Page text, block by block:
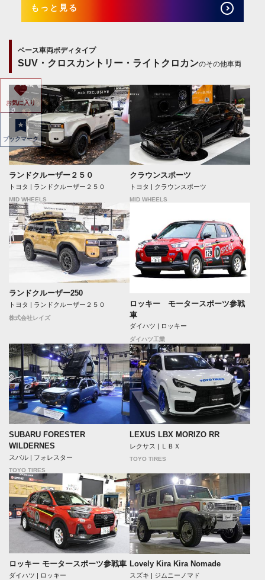
もっと見る
ベース車両ボディタイプ
SUV・クロスカントリー・ライトクロカンのその他車両
ランドクルーザー２５０
トヨタ | ランドクルーザー２５０
MID WHEELS
クラウンスポーツ
トヨタ | クラウンスポーツ
MID WHEELS
ランドクルーザー250
トヨタ | ランドクルーザー２５０
株式会社レイズ
ロッキー モータースポーツ参戦
車
ダイハツ | ロッキー
ダイハツ工業
SUBARU FORESTER
WILDERNES
スバル | フォレスター
TOYO TIRES
LEXUS LBX MORIZO RR
レクサス | ＬＢＸ
TOYO TIRES
ロッキー モータースポーツ参戦車
ダイハツ | ロッキー
Lovely Kira Kira Nomade
スズキ | ジムニーノマド
お気に入り
ブックマーク